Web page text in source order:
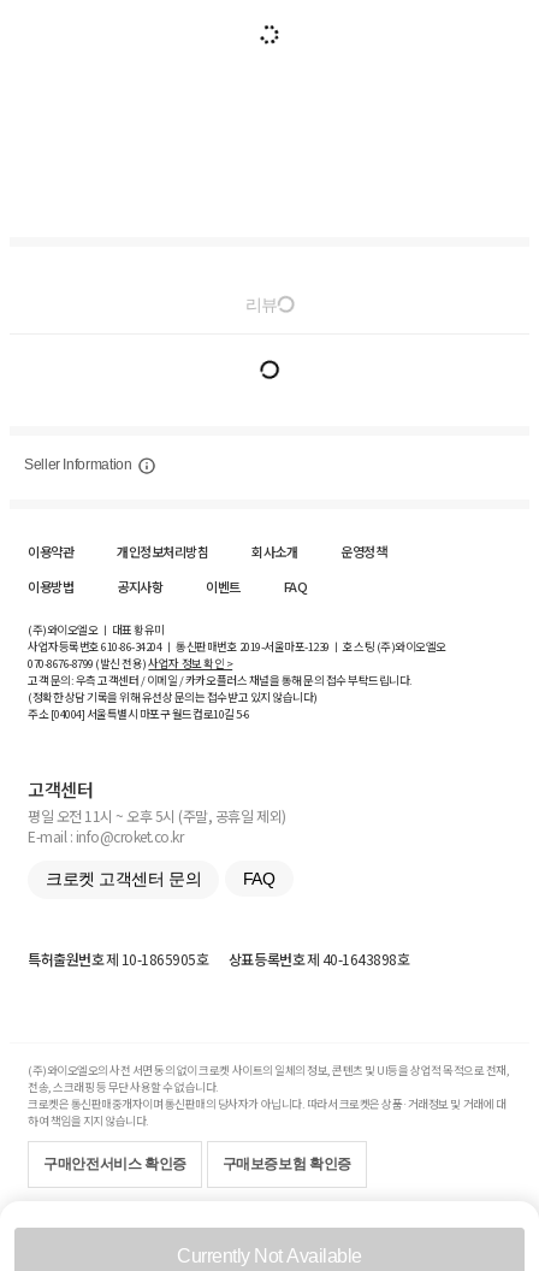
Currently Not Available
리뷰
Seller Information
이용약관 개인정보처리방침 회사소개
운영정책
이용방법
공지사항 이벤트 FAQ
(주)와이오엘오 ㅣ 대표 황유미
사업자등록번호610-86-34204ㅣ 통신판매번호 2019-서울마포-1239 ㅣ 호스팅 (주)와이오엘오
070-8676-8799 (발신 전용)사업자 정보 확인 >
고객 문의: 우측 고객센터 / 이메일 / 카카오플러스 채널을 통해 문의 접수 부탁드립니다.
(정확한 상담 기록을 위해 유선상 문의는 접수받고 있지 않습니다)
주소 [04004] 서울특별시 마포구 월드컵로10길5-6
고객센터
평일 오전 11시 ~ 오후 5시 (주말, 공휴일 제외)
E-mail : info@croket.co.kr
크로켓 고객센터 문의 FAQ
특허출원번호제 10-1865905호 상표등록번호제 40-1643898호
(주)와이오엘오의 사전 서면 동의 없이 크로켓 사이트의 일체의 정보, 콘텐츠 및 UI등을 상업적 목적으로 전재,
전송, 스크래핑 등 무단 사용할 수 없습니다.
크로켓은 통신판매중개자이며 통신판매의 당사자가 아닙니다. 따라서 크로켓은 상품·거래정보 및 거래에 대
하여 책임을 지지 않습니다.
구매안전서비스 확인증 구매보증보험 확인증